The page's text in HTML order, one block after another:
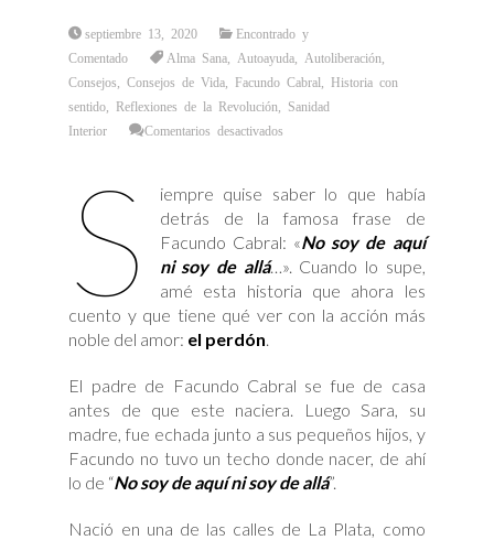
septiembre 13, 2020
Encontrado y
Comentado
Alma Sana Autoayuda Autoliberación
Consejos
,Consejos de Vida Facundo Cabral
Historia con
sentido
Reflexiones de la Revolución
Sanidad
Interior
Comentarios desactivados
(Testimonio
de
Facundo
S
iempre quise saber lo que había
detrás de la famosa frase de
Facundo Cabral: «No soy de aquí
ni soy de allá…». Cuando lo supe,
amé esta historia que ahora les
cuento y que tiene qué ver con la acción más
noble del amor: el perdón
El padre de Facundo Cabral se fue de casa
antes de que este naciera. Luego Sara, su
madre, fue echada junto a sus pequeños hijos, y
Facundo no tuvo un techo donde nacer, de ahí
lo de “No soy de aquí ni soy de allá”.
Nació en una de las calles de La Plata, como